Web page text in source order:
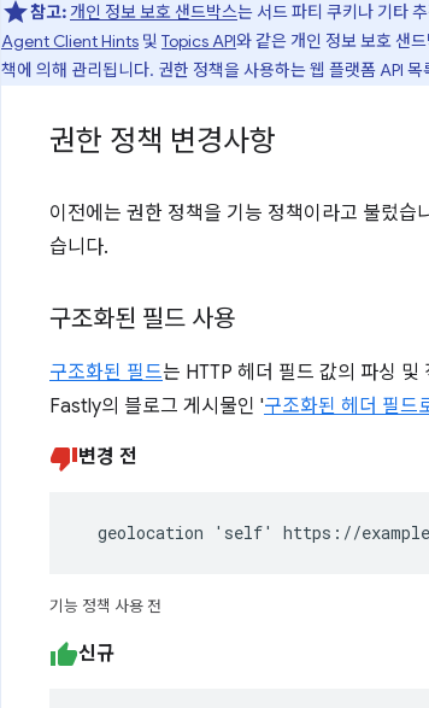
참고: 개인 정보 보호 샌드박스는 서드 파티 쿠키나 기타
Agent Client Hints 및 Topics API와 같은 개인 정보 보호 샌
책에 의해 관리됩니다. 권한 정책을 사용하는 웹 플랫폼 API 목
권한 정책 변경사항
이전에는 권한 정책을 기능 정책이라고 불렀
습니다.
구조화된 필드 사용
구조화된 필드는 HTTP 헤더 필드 값의 파싱
Fastly의 블로그 게시물인 '구조화된 헤더 필드
변경 전
geolocation 'self' https://
기능 정책 사용 전
신규